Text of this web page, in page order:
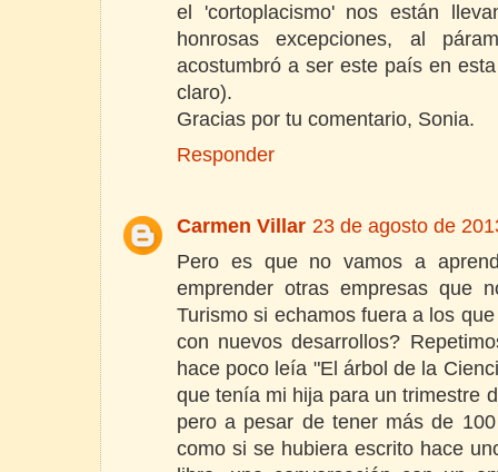
el 'cortoplacismo' nos están
honrosas excepciones, al
acostumbró a ser este país en
claro).
Gracias por tu comentario, Sonia.
Responder
Carmen Villar 23 de agosto de
Pero es que no vamos a
emprender otras empresas que
Turismo si echamos fuera a los
con nuevos desarrollos?
hace poco leía "El árbol de la
que tenía mi hija para un trimestre
pero a pesar de tener más de
como si se hubiera escrito hace